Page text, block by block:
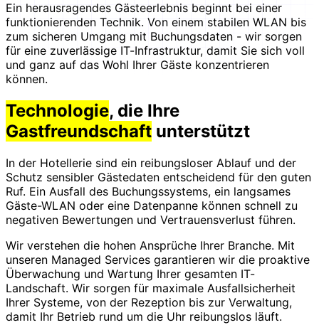
Ein herausragendes Gästeerlebnis beginnt bei einer
funktionierenden Technik. Von einem stabilen WLAN bis
zum sicheren Umgang mit Buchungsdaten - wir sorgen
für eine zuverlässige IT-Infrastruktur, damit Sie sich voll
und ganz auf das Wohl Ihrer Gäste konzentrieren
können.
Technologie, die Ihre
Gastfreundschaft unterstützt
In der Hotellerie sind ein reibungsloser Ablauf und der
Schutz sensibler Gästedaten entscheidend für den guten
Ruf. Ein Ausfall des Buchungssystems, ein langsames
Gäste-WLAN oder eine Datenpanne können schnell zu
negativen Bewertungen und Vertrauensverlust führen.
Wir verstehen die hohen Ansprüche Ihrer Branche. Mit
unseren Managed Services garantieren wir die proaktive
Überwachung und Wartung Ihrer gesamten IT-
Landschaft. Wir sorgen für maximale Ausfallsicherheit
Ihrer Systeme, von der Rezeption bis zur Verwaltung,
damit Ihr Betrieb rund um die Uhr reibungslos läuft.